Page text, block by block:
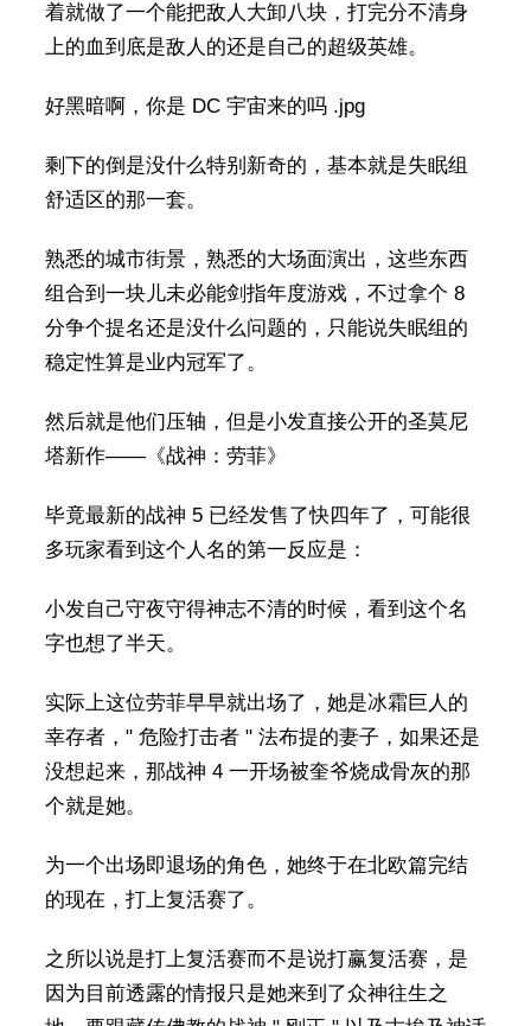
着就做了一个能把敌人大卸八块，打完分不清身
上的血到底是敌人的还是自己的超级英雄。
好黑暗啊，你是 DC 宇宙来的吗 .jpg
剩下的倒是没什么特别新奇的，基本就是失眠组
舒适区的那一套。
熟悉的城市街景，熟悉的大场面演出，这些东西
组合到一块儿未必能剑指年度游戏，不过拿个 8
分争个提名还是没什么问题的，只能说失眠组的
稳定性算是业内冠军了。
然后就是他们压轴，但是小发直接公开的圣莫尼
塔新作——《战神：劳菲》
毕竟最新的战神 5 已经发售了快四年了，可能很
多玩家看到这个人名的第一反应是：
小发自己守夜守得神志不清的时候，看到这个名
字也想了半天。
实际上这位劳菲早早就出场了，她是冰霜巨人的
幸存者，" 危险打击者 " 法布提的妻子，如果还是
没想起来，那战神 4 一开场被奎爷烧成骨灰的那
个就是她。
为一个出场即退场的角色，她终于在北欧篇完结
的现在，打上复活赛了。
之所以说是打上复活赛而不是说打赢复活赛，是
因为目前透露的情报只是她来到了众神往生之